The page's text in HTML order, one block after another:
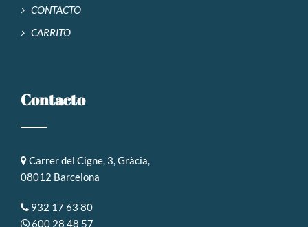
CONTACTO
CARRITO
Contacto
Carrer del Cigne, 3, Gràcia,
08012 Barcelona
932 17 63 80
600 28 48 57